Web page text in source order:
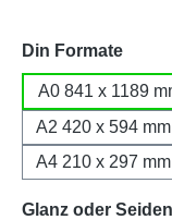
Din Formate
A0 841 x 1189
A2 420 x 594 mm
A4 210 x 297 mm
Glanz oder